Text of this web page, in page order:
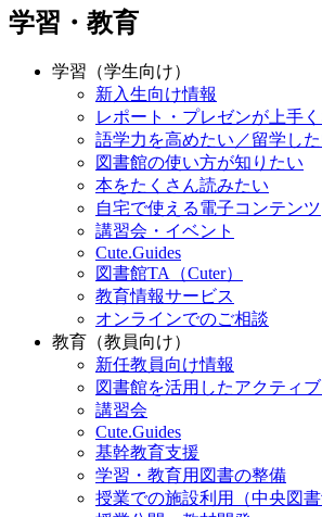
学習・教育
学習（学生向け）
新入生向け情報
レポート・プレゼンが上手
語学力を高めたい／留学し
図書館の使い方が知りたい
本をたくさん読みたい
自宅で使える電子コンテンツ
講習会・イベント
Cute.Guides
図書館TA（Cuter）
教育情報サービス
オンラインでのご相談
教育（教員向け）
新任教員向け情報
図書館を活用したアクティ
講習会
Cute.Guides
基幹教育支援
学習・教育用図書の整備
授業での施設利用（中央図書